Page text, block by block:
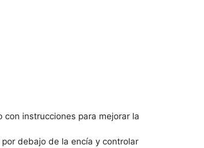
instrucciones para mejorar la
debajo de la encía y controlar